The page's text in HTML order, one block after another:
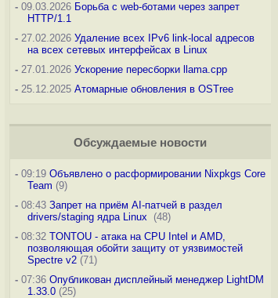
-09.03.2026 Борьба с web-ботами через запрет
HTTP/1.1
-27.02.2026 Удаление всех IPv6 link-local адресов
на всех сетевых интерфейсах в Linux
-27.01.2026 Ускорение пересборки llama.cpp
-25.12.2025 Атомарные обновления в OSTree
Обсуждаемые новости
-09:19 Объявлено о расформировании Nixpkgs Core
Team (9)
-08:43 Запрет на приём AI-патчей в раздел
drivers/staging ядра Linux
(48)
-08:32 TONTOU - атака на CPU Intel и AMD,
позволяющая обойти защиту от уязвимостей
Spectre v2(71)
-07:36 Опубликован дисплейный менеджер LightDM
1.33.0(25)